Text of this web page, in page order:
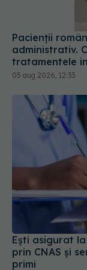
Pacienții
administrativ.
tratamentele
Europa
05 aug 2026, 12:33
Ești asigurat
prin CNAS și
primi